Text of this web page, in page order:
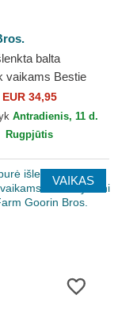
balta
vaikams Bestie
Goorin Bros.
EUR 34,95
Antradienis, 11 d.
Rugpjūtis
VAIKAS